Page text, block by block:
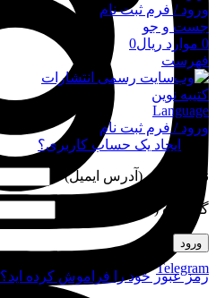
Telegram
ورود / فرم ثبت نام
جست و جو
0 موارد ریال0
فهرست
Language
ورود / فرم ثبت نام
ورود
ایجاد یک حساب کاربری؟
نام کاربری (آدرس ایمیل)
گذرواژه (شماره موبایل)
ورود
رمز عبور خود را فراموش کرده اید؟